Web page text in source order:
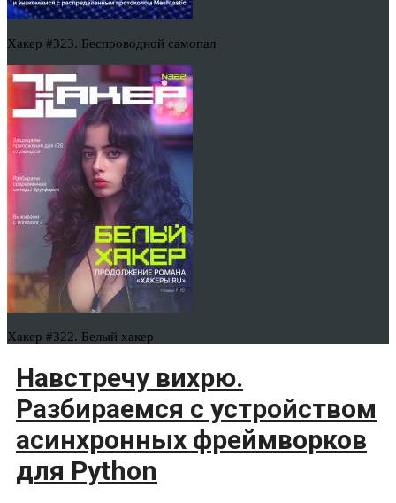
Хакер #323. Беспроводной самопал
Хакер #322. Белый хакер
Навстречу вихрю.
Разбираемся с устройством
асинхронных фреймворков
для Python